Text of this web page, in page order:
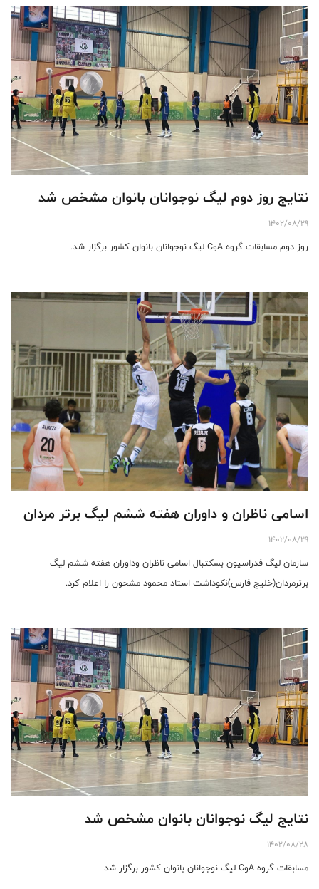
نتایج روز دوم لیگ نوجوانان بانوان مشخص شد
1402/08/29
روز دوم مسابقات گروه AوC لیگ نوجوانان بانوان کشور برگزار شد.
اسامی ناظران و داوران هفته ششم لیگ برتر مردان
1402/08/29
سازمان لیگ فدراسیون بسکتبال اسامی ناظران وداوران هفته ششم لیگ
برترمردان(خلیج فارس)نکوداشت استاد محمود مشحون را اعلام کرد.
نتایج لیگ نوجوانان بانوان مشخص شد
1402/08/28
مسابقات گروه AوC لیگ نوجوانان بانوان کشور برگزار شد.